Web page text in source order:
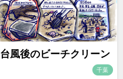
台風後のビーチクリーン
千葉